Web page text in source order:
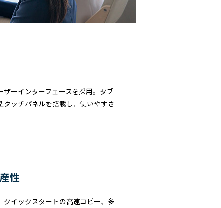
ーインターフェースを採用。タブ
タッチパネルを搭載し、使いやすさ
性
クイックスタートの高速コピー、多